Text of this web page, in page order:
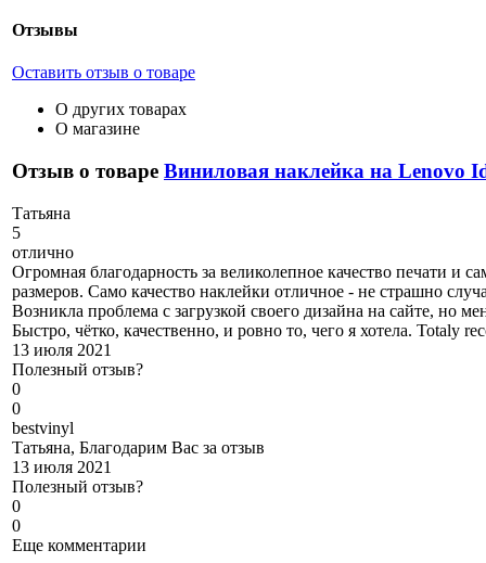
Отзывы
Оставить отзыв о товаре
О других товарах
О магазине
Отзыв о товаре Виниловая наклейка на Lenovo
Татьяна
5
отлично
Огромная благодарность за великолепное качество печати и
размеров. Само качество наклейки отличное - не страшно
Возникла проблема с загрузкой своего дизайна на сайте, но
Быстро, чётко, качественно, и ровно то, чего я хотела. Totaly
13 июля 2021
Полезный отзыв?
0
0
bestvinyl
Татьяна, Благодарим Вас за отзыв
13 июля 2021
Полезный отзыв?
0
0
Еще комментарии